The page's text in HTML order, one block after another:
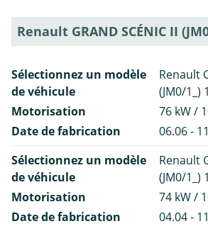
Renault GRAND SCÉNIC II
Sélectionnez un modèle
de véhicule
Renault
(JM0/1_)
Motorisation
76 kW /
Date de fabrication
06.06 -
Sélectionnez un modèle
de véhicule
Renault
(JM0/1_)
Motorisation
74 kW /
Date de fabrication
04.04 -